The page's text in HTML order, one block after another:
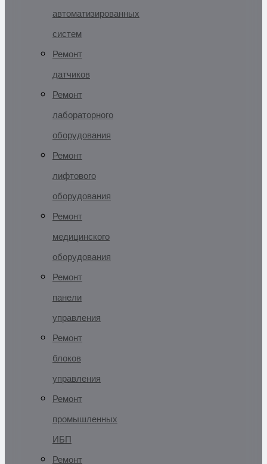
автоматизированных
систем
Ремонт
датчиков
Ремонт
лабораторного
оборудования
Ремонт
лифтового
оборудования
Ремонт
медицинского
оборудования
Ремонт
панели
управления
Ремонт
блоков
управления
Ремонт
промышленных
ИБП
Ремонт